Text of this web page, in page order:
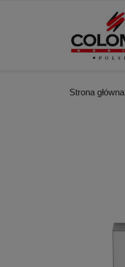
Strona główna